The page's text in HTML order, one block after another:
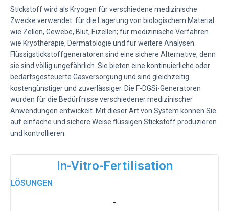
Stickstoff wird als Kryogen für verschiedene medizinische
Zwecke verwendet: für die Lagerung von biologischem Material
wie Zellen, Gewebe, Blut, Eizellen; für medizinische Verfahren
wie Kryotherapie, Dermatologie und für weitere Analysen.
Flüssigstickstoffgeneratoren sind eine sichere Alternative, denn
sie sind völlig ungefährlich. Sie bieten eine kontinuierliche oder
bedarfsgesteuerte Gasversorgung und sind gleichzeitig
kostengünstiger und zuverlässiger. Die F-DGSi-Generatoren
wurden für die Bedürfnisse verschiedener medizinischer
Anwendungen entwickelt. Mit dieser Art von System können Sie
auf einfache und sichere Weise flüssigen Stickstoff produzieren
und kontrollieren.
In-Vitro-Fertilisation
LÖSUNGEN
-